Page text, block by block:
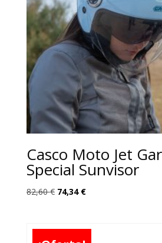
Casco Moto Jet
Special Sunvisor
82,60€ El
era:
74,34 €El
es: